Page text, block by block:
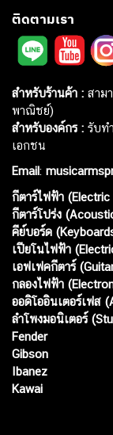
ติดตามเรา
สำหรับร้านค้า : สาม
พาณิชย์)
สำหรับองค์กร : รับท
เอกชน
Email:
กีตาร์ไฟฟ้า (Electric
กีตาร์โปร่ง
คีย์บอร์ด
เปียโนไฟฟ้า
เอฟเฟคกีตาร์
กลองไฟฟ้า
ออดิโออินเตอร์เฟส
ลำโพงมอนิเตอร์
Fender
Gibson
Ibanez
Kawai